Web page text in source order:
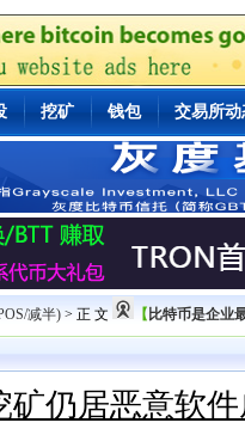
挖矿 钱包 交易所动
减半) > 正 文 【 比特币是企业
矿仍居恶意软